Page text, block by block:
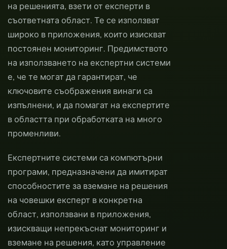
на решенията, взети от експерти в
съответната област. Те се използват
широко в приложения, които изискват
постоянен мониторинг. Предимството
на използването на експертни системи
е, че те могат да гарантират, че
ключовите съображения винаги са
изпълнени, и да помагат на експертите
в областта при обработката на много
променливи.
Експертните системи са компютърни
програми, предназначени да имитират
способностите за вземане на решения
на човешки експерт в конкретна
област, използвани в приложения,
изискващи непрекъснат мониторинг и
вземане на решения, като управление